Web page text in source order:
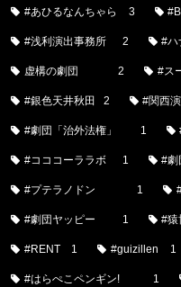
#あひるなんちゃら 3
#浅利演出事務所 2 #ハ
虚構の劇団 2 #ス
#銀色天井秋田 2 #関西
#劇団「治外法権」 1
#コココーララボ 1 #劇
#プテラノドン 1
#劇団ヤッピー 1 #猿
#RENT 1 #guizillen 1
#はらぺこペンギン! 1